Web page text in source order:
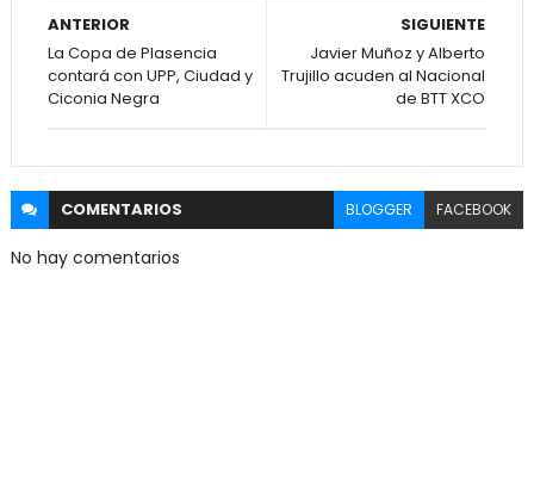
SIGUIENTE
Javier Muñoz y Alberto
Trujillo acuden al Nacional
de BTT XCO
ANTERIOR
La Copa de Plasencia
contará con UPP, Ciudad y
Ciconia Negra
COMENTARIOS BLOGGER FACEBOOK
No hay comentarios